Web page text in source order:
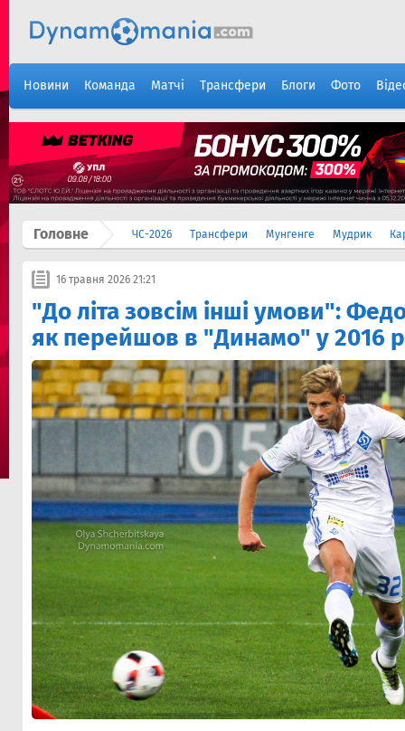
Новини Команда Матчі Трансфери Блоги Фото
Головне ЧС-2026 Трансфери Мунгенге Мудрик
16 травня 2026 21:21
"До літа зовсім інші умови":
як перейшов в "Динамо" у 2016